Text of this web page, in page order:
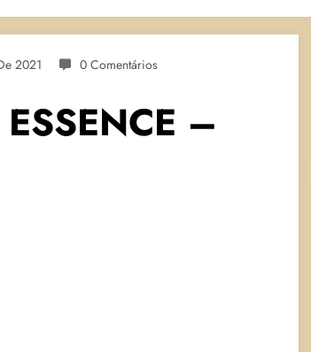
2021 0 Comentários
–